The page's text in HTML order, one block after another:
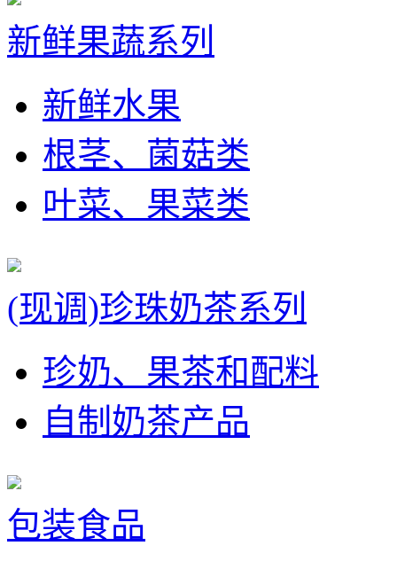
新鲜果蔬系列
新鲜水果
根茎、菌菇类
叶菜、果菜类
(现调)珍珠奶茶系列
珍奶、果茶和配料
自制奶茶产品
包装食品